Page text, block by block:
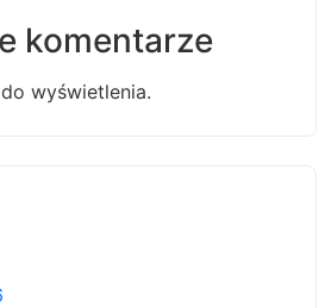
komentarze
wyświetlenia.